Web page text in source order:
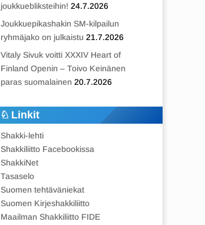
joukkuebliksteihin! 24.7.2026
Joukkuepikashakin SM-kilpailun
ryhmäjako on julkaistu 21.7.2026
Vitaly Sivuk voitti XXXIV Heart of
Finland Openin – Toivo Keinänen
paras suomalainen 20.7.2026
Linkit
Shakki-lehti
Shakkiliitto Facebookissa
ShakkiNet
Tasaselo
Suomen tehtäväniekat
Suomen Kirjeshakkiliitto
Maailman Shakkiliitto FIDE